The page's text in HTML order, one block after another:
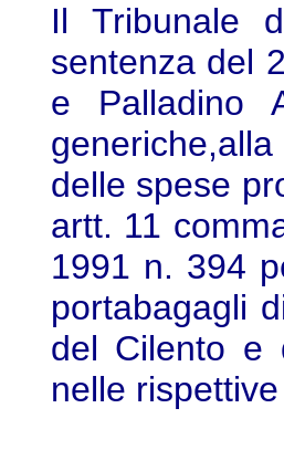
Il Tribunale
sentenza del
e Palladino
delle spese
artt. 11
1991 n. 394
portabagagli
del Cilento e
nelle